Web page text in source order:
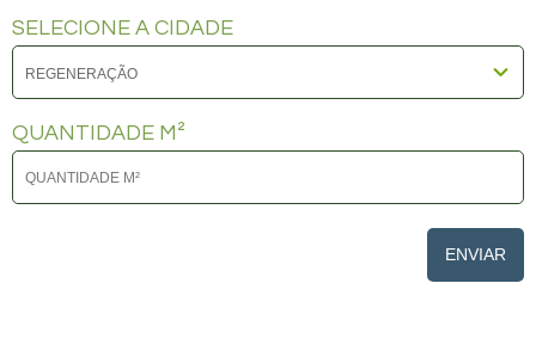
SELECIONE A CIDADE
QUANTIDADE M²
ENVIAR